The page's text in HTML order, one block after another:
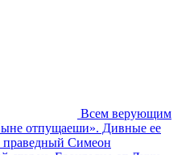
Всем верующим
отпущаеши». Дивные ее
праведный Симеон